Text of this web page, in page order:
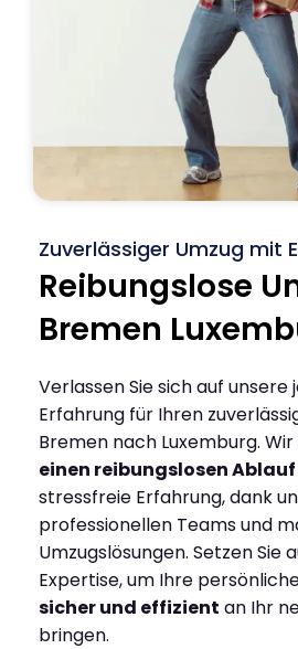
Zuverlässiger Umzug mit
Reibungslose
Bremen
Verlassen Sie sich auf unsere
Erfahrung für Ihren
Bremen nach Luxemburg. Wir
einen reibungslosen Ablauf
stressfreie Erfahrung, dank
professionellen Teams und
Umzugslösungen. Setzen Sie
Expertise, um Ihre
sicher und effizient an Ihr
bringen.